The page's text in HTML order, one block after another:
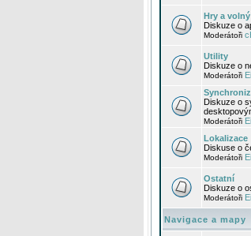
Hry a
Diskuze o
Moderátoři
Utility
Diskuze o
Moderátoři
Diskuze o
Moderátoři
Lokalizace
Diskuse o
Moderátoři
Ostatní
Diskuze o
Moderátoři
Navigace a mapy